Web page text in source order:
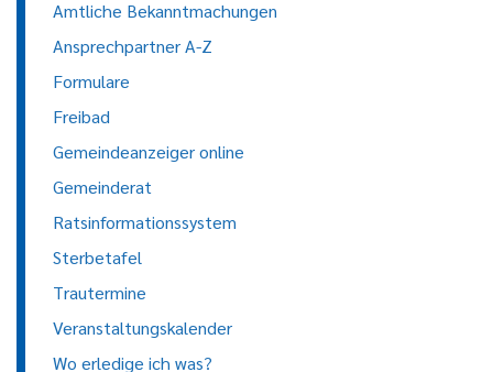
Amtliche Bekanntmachungen
Ansprechpartner A-Z
Formulare
Freibad
Gemeindeanzeiger online
Gemeinderat
Ratsinformationssystem
Sterbetafel
Trautermine
Veranstaltungskalender
Wo erledige ich was?